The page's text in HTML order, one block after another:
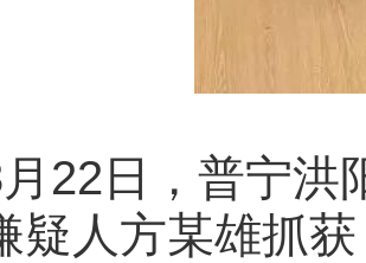
22日，普宁洪
疑人方某雄抓